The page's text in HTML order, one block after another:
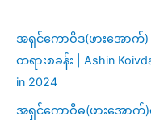
အရှင်ကောဝိဒ(ဖားအောက်
တရားစခန်း | Ashin
in 2024
အရှင်ကောဝိဓ(ဖားအောက်)